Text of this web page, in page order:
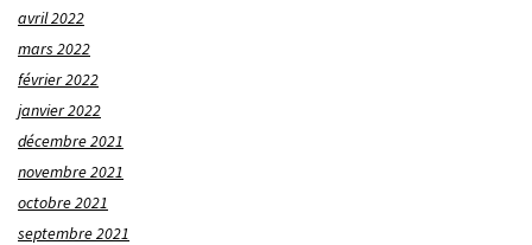
avril 2022
mars 2022
février 2022
janvier 2022
décembre 2021
novembre 2021
octobre 2021
septembre 2021